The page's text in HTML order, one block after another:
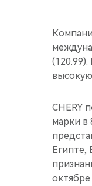
CHERY
марки в
Египте,